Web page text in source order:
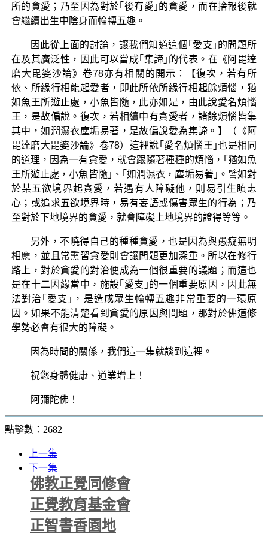
所的貪愛；乃至因為對於｢後有愛｣的貪愛，而在捨報後就
會繼續出生中陰身而輪轉五趣。
因此從上面的討論，讓我們知道這個｢愛支｣的問題所
在及其廣泛性，因此可以當成｢集諦｣的代表。在《阿毘達
磨大毘婆沙論》卷78亦有相關的開示：【復次，若有所
依、所緣行相能起愛者，即此所依所緣行相起餘煩惱，猶
如魚王所遊止處，小魚皆隨，此亦如是，由此說愛名煩惱
王，是故偏說。復次，若相續中有貪愛者，諸餘煩惱皆集
其中，如潤濕衣塵垢易著，是故偏說愛為集諦。】（《阿
毘達磨大毘婆沙論》卷78）這裡說｢愛名煩惱王｣也是相同
的道理，因為一有貪愛，就會跟隨著種種的煩惱，｢猶如魚
王所遊止處，小魚皆隨｣、｢如潤濕衣，塵垢易著｣。譬如對
於某五欲境界起貪愛，若遇有人障礙他，則易引生瞋恚
心；或追求五欲境界時，易有妄語或傷害眾生的行為；乃
至對於下地境界的貪愛，就會障礙上地境界的證得等等。
另外，不曉得自己的種種貪愛，也是因為與愚癡無明
相應，並且常熏習貪愛則會讓問題更加深重。所以在修行
路上，對於貪愛的對治便成為一個很重要的議題；而這也
是在十二因緣當中，施設｢愛支｣的一個重要原因，因此無
法對治｢愛支｣，是造成眾生輪轉五趣非常重要的一環原
因。如果不能清楚看到貪愛的原因與問題，那對於佛道修
學勢必會有很大的障礙。
因為時間的關係，我們這一集就談到這裡。
祝您身體健康、道業增上！
阿彌陀佛！
點擊數：2682
上一集
下一集
佛教正覺同修會
正覺教育基金會
正智書香園地